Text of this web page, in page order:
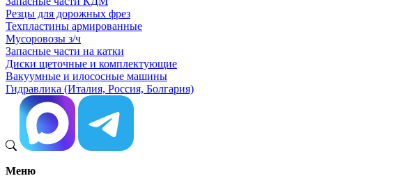
Резцы для дорожных фрез
Техпластины армированные
Мусоровозы з/ч
Запасные части на катки
Диски щеточные и комплектующие
Вакуумные и илососные машины
Гидравлика (Италия, Россия, Болгария)
Меню